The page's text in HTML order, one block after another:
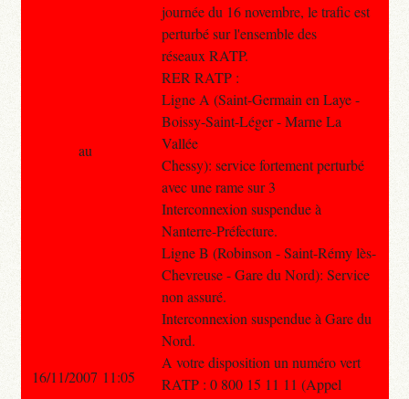
journée du 16 novembre, le trafic est
perturbé sur l'ensemble des
réseaux RATP.
RER RATP :
Ligne A (Saint-Germain en Laye -
Boissy-Saint-Léger - Marne La
Vallée
Chessy): service fortement perturbé
avec une rame sur 3
Interconnexion suspendue à
Nanterre-Préfecture.
Ligne B (Robinson - Saint-Rémy lès-
Chevreuse - Gare du Nord): Service
non assuré.
Interconnexion suspendue à Gare du
Nord.
A votre disposition un numéro vert
RATP : 0 800 15 11 11 (Appel
au
16/11/2007 11:05